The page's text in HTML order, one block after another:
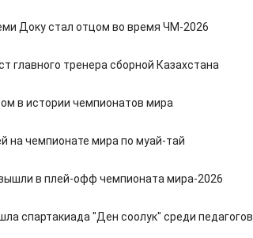
Доку стал отцом во время ЧМ-2026
главного тренера сборной Казахстана
в истории чемпионатов мира
на чемпионате мира по муай-тай
в плей-офф чемпионата мира-2026
спартакиада "Ден соолук" среди педагогов